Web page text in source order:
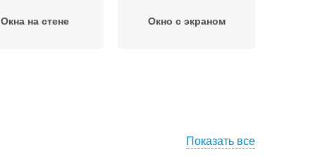
Окна на стене Окно с экраном
Показать все